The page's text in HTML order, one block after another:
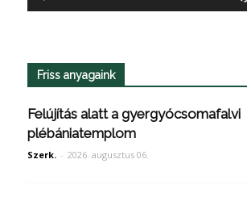
Friss anyagaink
Felújítás alatt a gyergyócsomafalvi
plébániatemplom
Szerk. - 2026. augusztus 06.